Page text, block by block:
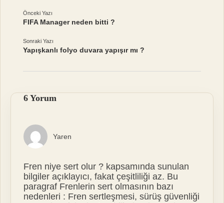
Önceki Yazı
FIFA Manager neden bitti ?
Sonraki Yazı
Yapışkanlı folyo duvara yapışır mı ?
6 Yorum
Yaren
Fren niye sert olur ? kapsamında sunulan
bilgiler açıklayıcı, fakat çeşitliliği az. Bu
paragraf Frenlerin sert olmasının bazı
nedenleri : Fren sertleşmesi, sürüş güvenliği